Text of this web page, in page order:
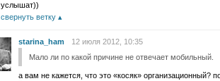
услышат))
свернуть ветку
starina_ham
12 июля 2012, 10:35
Мало ли по какой причине не отвечает мобильный.
а вам не кажется, что это «косяк» организационный?